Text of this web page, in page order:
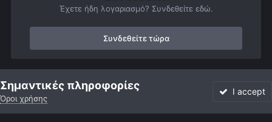
Έχετε ήδη λογαριασμό? Συνδεθείτε εδώ.
Συνδεθείτε τώρα
Αρχή Αστροφωτογραφίες Member Albums
Σημαντικές πληροφορίες
Όροι χρήσης
I accept
Forum